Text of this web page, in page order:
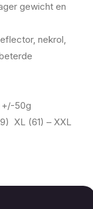
gewicht en
nekrol,
+/-50g
XL (61) – XXL